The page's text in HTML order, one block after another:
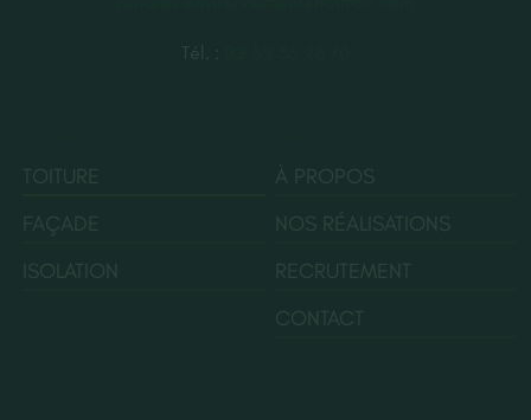
Tél. :
TOITURE
FAÇADE
ISOLATION
À PROPOS
NOS RÉALISATIONS
RECRUTEMENT
CONTACT